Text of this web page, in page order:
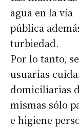
agua en la vía
pública
turbiedad.
Por lo tanto,
usuarias
domiciliarias
mismas sólo
e higiene